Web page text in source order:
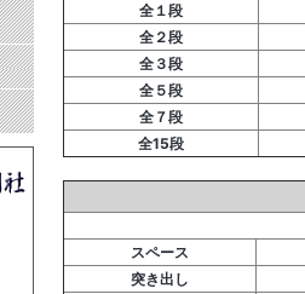
全１段
全２段
全３段
全５段
全７段
全15段
スペース
突き出し